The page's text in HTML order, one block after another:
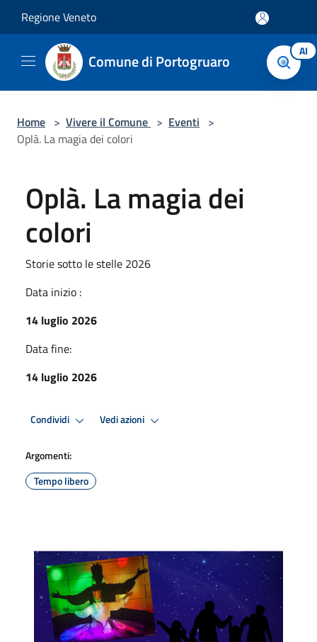
Regione Veneto
Comune di Portogruaro AI
Home > Vivere il Comune > Eventi >
Oplà. La magia dei colori
Oplà. La magia dei
colori
Storie sotto le stelle 2026
Data inizio :
14 luglio 2026
Data fine:
14 luglio 2026
Condividi Vedi azioni
Argomenti:
Tempo libero